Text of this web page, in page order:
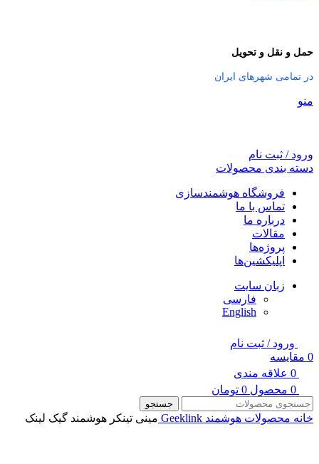
حمل و نقل و تحویل
در تمامی شهرهای ایران
منو
ورود / ثبت نام
دسته بندی محصولات
فروشگاه هوشمندسازی
تماس با ما
درباره ما
مقالات
پروژه‌ها
اپلیکشین‌ها
زبان سایت
فارسی
English
ورود / ثبت نام
0 مقایسه
0 علاقه مندی
0 محصول 0 تومان
جستجو
خانه محصولات هوشمند Geeklink مینی تینکر هوشمند گیک لینک